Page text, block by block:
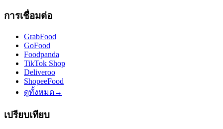
การเชื่อมต่อ
GrabFood
GoFood
Foodpanda
TikTok Shop
Deliveroo
ShopeeFood
ดูทั้งหมด→
เปรียบเทียบ